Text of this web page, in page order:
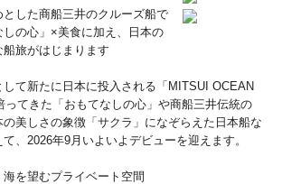
した商船三井のクルーズ船で
の心」×美食に加え、日本の
旅がはじまります
て新たに日本に投入される「MITSUI OCEAN
ってきた「おもてなしの心」や商船三井伝統の
の美しさの象徴「サクラ」になぞらえた日本船な
、2026年9月いよいよデビューを迎えます。
を望むプライベート空間